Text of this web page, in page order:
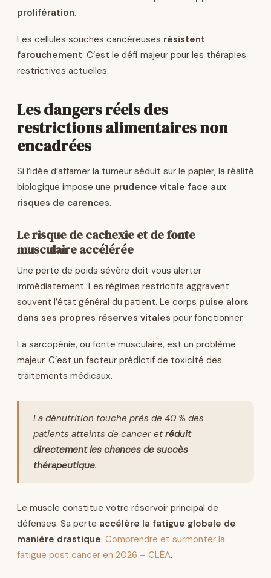
prolifération.
Les cellules souches cancéreuses résistent
farouchement. C’est le défi majeur pour les thérapies
restrictives actuelles.
Les dangers réels des
restrictions alimentaires non
encadrées
Si l’idée d’affamer la tumeur séduit sur le papier, la réalité
biologique impose une prudence vitale face aux
risques de carences.
Le risque de cachexie et de fonte
musculaire accélérée
Une perte de poids sévère doit vous alerter
immédiatement. Les régimes restrictifs aggravent
souvent l’état général du patient. Le corps puise alors
dans ses propres réserves vitales pour fonctionner.
La sarcopénie, ou fonte musculaire, est un problème
majeur. C’est un facteur prédictif de toxicité des
traitements médicaux.
La dénutrition touche près de 40 % des
patients atteints de cancer et réduit
directement les chances de succès
thérapeutique.
Le muscle constitue votre réservoir principal de
défenses. Sa perte accélère la fatigue globale de
manière drastique. Comprendre et surmonter la
fatigue post cancer en 2026 – CLÉA.